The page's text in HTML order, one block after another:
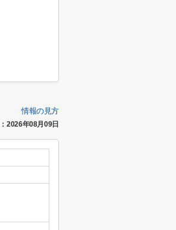
情報の見方
2026年08月09日